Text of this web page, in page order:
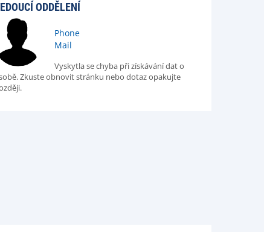
ODDĚLENÍ
Phone
Mail
Vyskytla se chyba při získávání dat o
Zkuste obnovit stránku nebo dotaz opakujte